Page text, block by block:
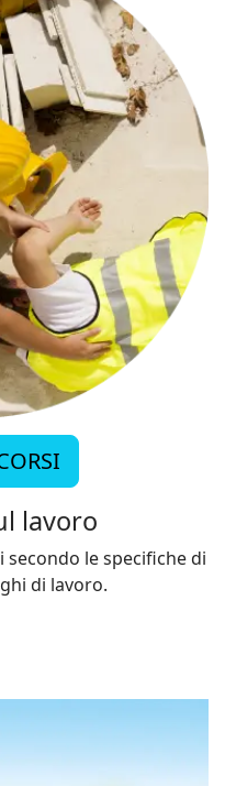
lavoro
le specifiche di
di lavoro.